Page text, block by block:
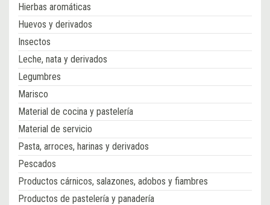
Hierbas aromáticas
Huevos y derivados
Insectos
Leche, nata y derivados
Legumbres
Marisco
Material de cocina y pastelería
Material de servicio
Pasta, arroces, harinas y derivados
Pescados
Productos cárnicos, salazones, adobos y fiambres
Productos de pastelería y panadería